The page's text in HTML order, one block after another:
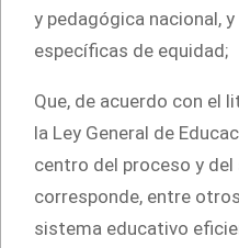
y pedagógica nacional,
específicas de equidad;
Que, de acuerdo con el
la Ley General de
centro del proceso y
corresponde, entre
sistema educativo